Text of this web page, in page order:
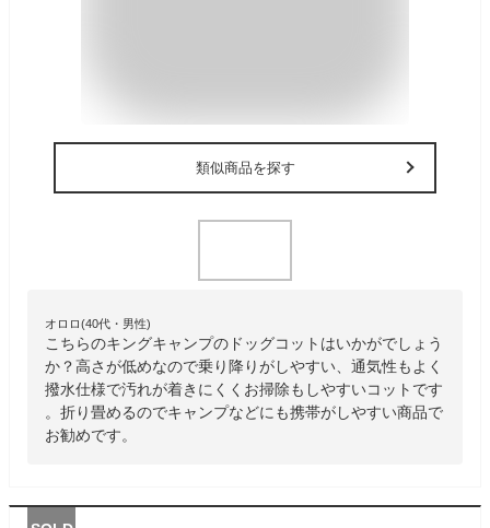
類似商品を探す
オロロ(40代・男性)
こちらのキングキャンプのドッグコットはいかがでしょう
か？高さが低めなので乗り降りがしやすい、通気性もよく
撥水仕様で汚れが着きにくくお掃除もしやすいコットです
。折り畳めるのでキャンプなどにも携帯がしやすい商品で
お勧めです。